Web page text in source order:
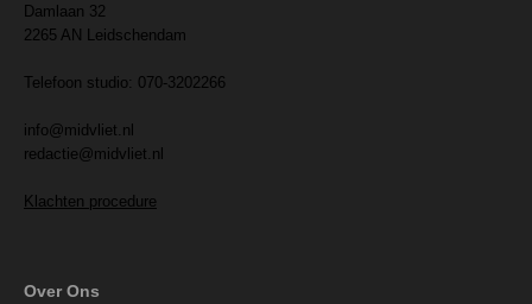
Damlaan 32
2265 AN Leidschendam
Telefoon studio: 070-3202266
info@midvliet.nl
redactie@midvliet.nl
Klachten procedure
Over Ons